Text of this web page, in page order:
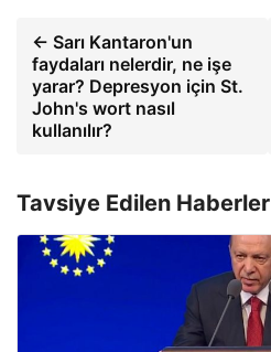
← Sarı Kantaron'un
faydaları nelerdir, ne işe
yarar? Depresyon için St.
John's wort nasıl
kullanılır?
Tavsiye Edilen Haberler